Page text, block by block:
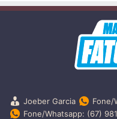
Joeber Garcia
Fone/
Fone/Whatsapp: (67)